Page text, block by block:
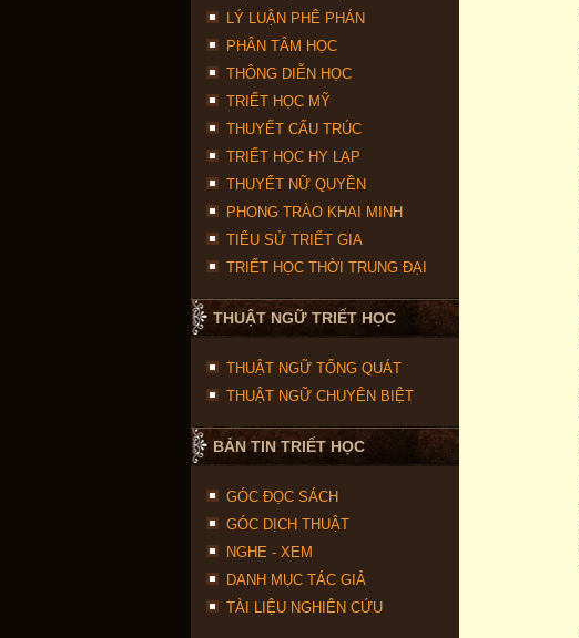
LÝ LUẬN PHÊ PHÁN
PHÂN TÂM HỌC
THÔNG DIỄN HỌC
TRIẾT HỌC MỸ
THUYẾT CẤU TRÚC
TRIẾT HỌC HY LẠP
THUYẾT NỮ QUYỀN
PHONG TRÀO KHAI MINH
TIỂU SỬ TRIẾT GIA
TRIẾT HỌC THỜI TRUNG ĐẠI
THUẬT NGỮ TRIẾT HỌC
THUẬT NGỮ TỔNG QUÁT
THUẬT NGỮ CHUYÊN BIỆT
BẢN TIN TRIẾT HỌC
GÓC ĐỌC SÁCH
GÓC DỊCH THUẬT
NGHE - XEM
DANH MỤC TÁC GIẢ
TÀI LIỆU NGHIÊN CỨU